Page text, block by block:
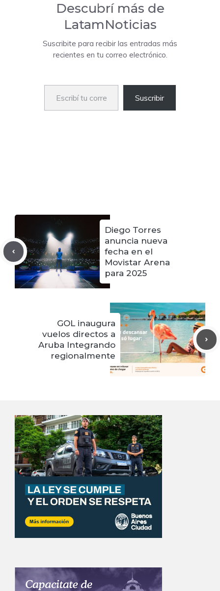
Descubrí más de
LatamNoticias
Suscribite para recibir las entradas más
recientes en tu correo electrónico.
Escribí tu correo electrónico…
Suscribir
Diego Torres
anuncia nueva
fecha en el
Movistar Arena
para 2025
GOL inaugura
vuelos directos a
Aruba Integrando
regionalmente